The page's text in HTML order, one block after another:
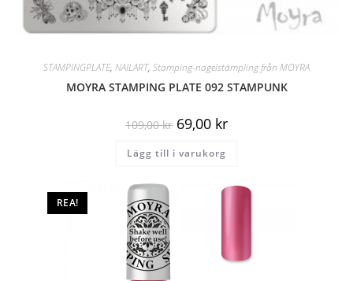
STAMPINGPLATE, NAILART, Stamping-nagelstämpling från MOYRA
MOYRA STAMPING PLATE 092 STAMPUNK
109,00kr 69,00 kr
Lägg till i varukorg
REA!